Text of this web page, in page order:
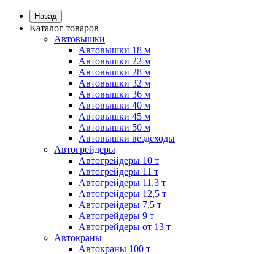
Назад
Каталог товаров
Автовышки
Автовышки 18 м
Автовышки 22 м
Автовышки 28 м
Автовышки 32 м
Автовышки 36 м
Автовышки 40 м
Автовышки 45 м
Автовышки 50 м
Автовышки вездеходы
Автогрейдеры
Автогрейдеры 10 т
Автогрейдеры 11 т
Автогрейдеры 11,3 т
Автогрейдеры 12,5 т
Автогрейдеры 7,5 т
Автогрейдеры 9 т
Автогрейдеры от 13 т
Автокраны
Автокраны 100 т